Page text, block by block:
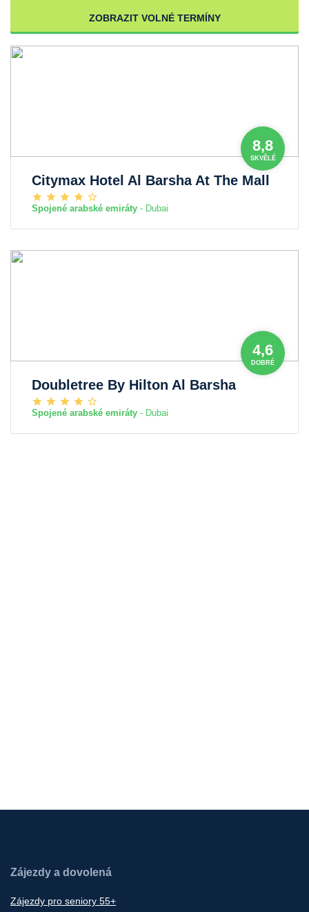
ZOBRAZIT VOLNÉ TERMÍNY
8,8
SKVĚLÉ
Citymax Hotel Al Barsha At The Mall
Spojené arabské emiráty - Dubai
4,6
DOBRÉ
Doubletree By Hilton Al Barsha
Spojené arabské emiráty - Dubai
Zájezdy a dovolená
Zájezdy pro seniory 55+